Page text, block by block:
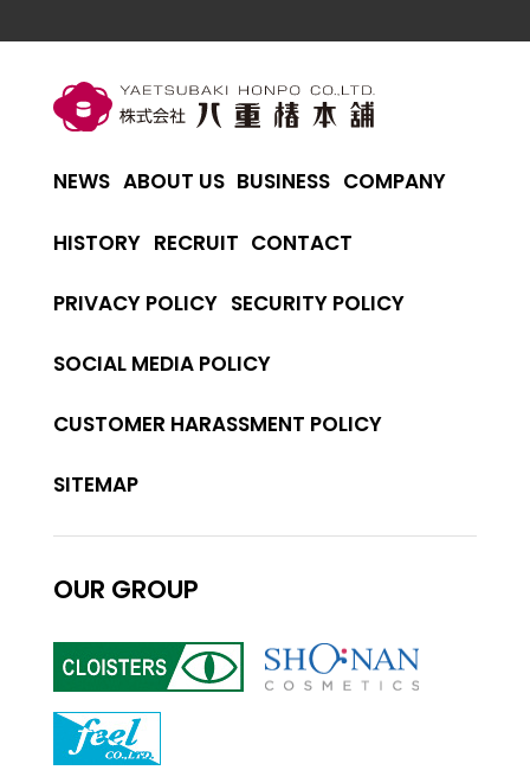
NEWS ABOUT US BUSINESS COMPANY
HISTORY RECRUIT CONTACT
PRIVACY POLICY SECURITY POLICY
SOCIAL MEDIA POLICY
CUSTOMER HARASSMENT POLICY
SITEMAP
OUR GROUP